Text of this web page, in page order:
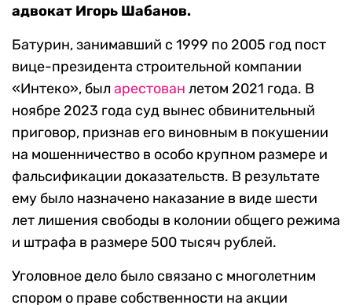
адвокат Игорь Шабанов.
Батурин, занимавший с 1999 по 2005 год пост
вице-президента строительной компании
«Интеко», был арестован летом 2021 года. В
ноябре 2023 года суд вынес обвинительный
приговор, признав его виновным в покушении
на мошенничество в особо крупном размере и
фальсификации доказательств. В результате
ему было назначено наказание в виде шести
лет лишения свободы в колонии общего режима
и штрафа в размере 500 тысяч рублей.
Уголовное дело было связано с многолетним
спором о праве собственности на акции